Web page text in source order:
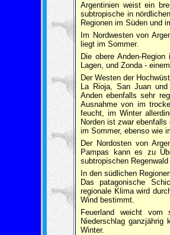
Argentinien weist ein
subtropische in
Regionen im Süden und
Im Nordwesten von
liegt im Sommer.
Die obere Anden-
Lagen, und Zonda -
Der Westen der
La Rioja, San Juan
Anden ebenfalls sehr
Ausnahme von im
feucht, im Winter
Norden ist zwar
im Sommer, ebenso wie
Der Nordosten von
Pampas kann es zu
subtropischen
In den südlichen
Das patagonische
regionale Klima wird
Wind bestimmt.
Feuerland weicht
Niederschlag ganzjährig
Winter.